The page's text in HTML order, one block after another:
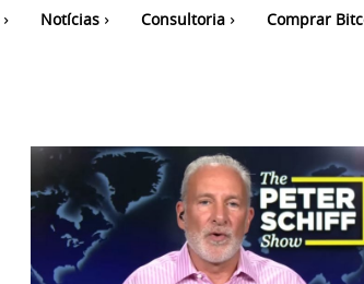
Notícias Consultoria Comprar